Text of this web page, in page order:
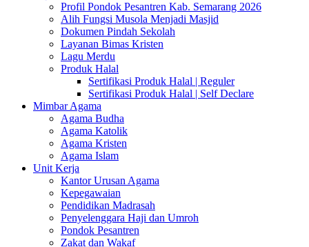
Profil Pondok Pesantren Kab. Semarang 2026
Alih Fungsi Musola Menjadi Masjid
Dokumen Pindah Sekolah
Layanan Bimas Kristen
Lagu Merdu
Produk Halal
Sertifikasi Produk Halal | Reguler
Sertifikasi Produk Halal | Self Declare
Mimbar Agama
Agama Budha
Agama Katolik
Agama Kristen
Agama Islam
Unit Kerja
Kantor Urusan Agama
Kepegawaian
Pendidikan Madrasah
Penyelenggara Haji dan Umroh
Pondok Pesantren
Zakat dan Wakaf